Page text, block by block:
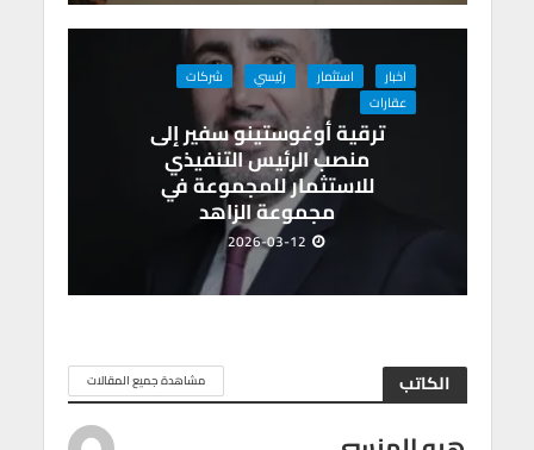
اخبار استثمار رئيسي
شركات
عقارات
ترقية أوغوستينو سفير إلى
منصب الرئيس التنفيذي
للاستثمار للمجموعة في
مجموعة الزاهد
2026-03-12
الكاتب مشاهدة جميع المقالات